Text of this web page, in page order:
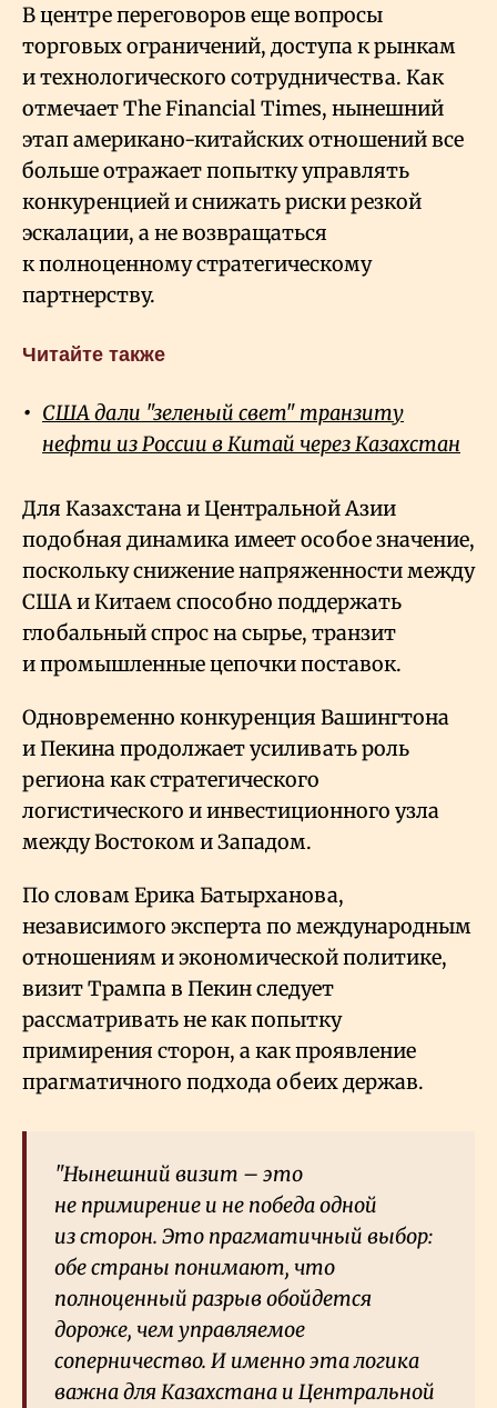
В центре переговоров еще вопросы
торговых ограничений, доступа к рынкам
и технологического сотрудничества. Как
отмечает The Financial Times, нынешний
этап американо-китайских отношений все
больше отражает попытку управлять
конкуренцией и снижать риски резкой
эскалации, а не возвращаться
к полноценному стратегическому
партнерству.
Читайте также
США дали "зеленый свет" транзиту
нефти из России в Китай через Казахстан
Для Казахстана и Центральной Азии
подобная динамика имеет особое значение,
поскольку снижение напряженности между
США и Китаем способно поддержать
глобальный спрос на сырье, транзит
и промышленные цепочки поставок.
Одновременно конкуренция Вашингтона
и Пекина продолжает усиливать роль
региона как стратегического
логистического и инвестиционного узла
между Востоком и Западом.
По словам Ерика Батырханова,
независимого эксперта по международным
отношениям и экономической политике,
визит Трампа в Пекин следует
рассматривать не как попытку
примирения сторон, а как проявление
прагматичного подхода обеих держав.
"Нынешний визит – это
не примирение и не победа одной
из сторон. Это прагматичный выбор:
обе страны понимают, что
полноценный разрыв обойдется
дороже, чем управляемое
соперничество. И именно эта логика
важна для Казахстана и Центральной